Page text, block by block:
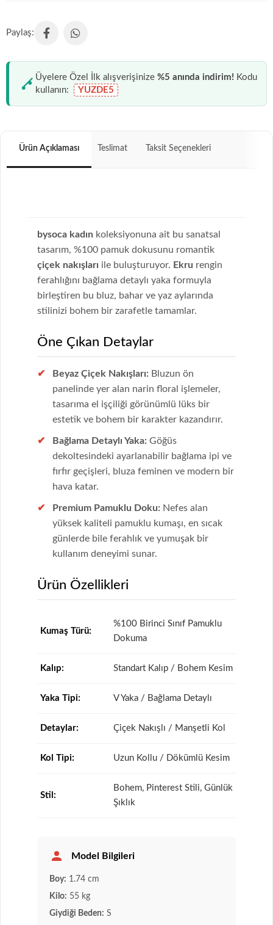
Üyelere Özel İlk alışverişinize %5 anında indirim! Kodu
kullanın:
YUZDE5
Ürün Açıklaması Teslimat Taksit Seçenekleri
bysoca kadın koleksiyonuna ait bu sanatsal
tasarım, %100 pamuk dokusunu romantik
çiçek nakışları ile buluşturuyor. Ekru rengin
ferahlığını bağlama detaylı yaka formuyla
birleştiren bu bluz, bahar ve yaz aylarında
stilinizi bohem bir zarafetle tamamlar.
Öne Çıkan Detaylar
Beyaz Çiçek Nakışları: Bluzun ön
panelinde yer alan narin floral işlemeler,
tasarıma el işçiliği görünümlü lüks bir
estetik ve bohem bir karakter kazandırır.
Bağlama Detaylı Yaka: Göğüs
dekoltesindeki ayarlanabilir bağlama ipi ve
fırfır geçişleri, bluza feminen ve modern bir
hava katar.
Premium Pamuklu Doku: Nefes alan
yüksek kaliteli pamuklu kumaşı, en sıcak
günlerde bile ferahlık ve yumuşak bir
kullanım deneyimi sunar.
Ürün Özellikleri
Kumaş Türü:
%100 Birinci Sınıf Pamuklu
Dokuma
Kalıp: Standart Kalıp / Bohem Kesim
Yaka Tipi: V Yaka / Bağlama Detaylı
Detaylar: Çiçek Nakışlı / Manşetli Kol
Kol Tipi: Uzun Kollu / Dökümlü Kesim
Stil:
Bohem, Pinterest Stili, Günlük
Şıklık
Model Bilgileri
Boy: 1.74 cm
Kilo: 55 kg
Giydiği Beden: S